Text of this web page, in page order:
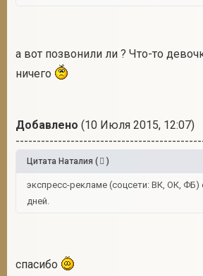
а вот позвонили ли ? Что-то
ничего
Добавлено (10 Июля 2015, 12:07)
Цитата Наталия ( )
экспресс-рекламе (соцсети: ВК, ОК, ФБ)
дней.
спасибо